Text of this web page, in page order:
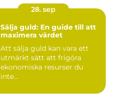
28. sep
Sälja guld: En guide till att
maximera värdet
Att sälja guld kan vara ett
utmärkt sätt att frigöra
ekonomiska resurser du
inte...